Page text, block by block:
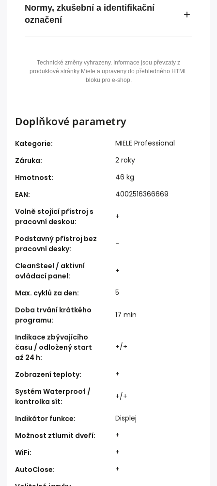
Normy, zkušební a identifikační
označení
Technické změny vyhrazeny. Informace jsou převzaty z
produktové stránky Miele a upraveny do přehledného HTML
bloku pro e-shop.
Doplňkové parametry
Kategorie:
MIELE Professional
Záruka:
2 roky
Hmotnost:
46 kg
EAN:
4002516366669
Volně stojící přístroj s
pracovní deskou:
+
Podstavný přístroj bez
pracovní desky:
-
CleanSteel / aktivní
ovládací panel:
+
Max. cyklů za den:
5
Doba trvání krátkého
programu:
17 min
Indikace zbývajícího
času / odložený start
až 24 h:
+/+
Zobrazení teploty:
+
Systém Waterproof /
kontrolka sít:
+/+
Indikátor funkce:
Displej
Možnost ztlumit dveří:
+
WiFi:
+
AutoClose:
+